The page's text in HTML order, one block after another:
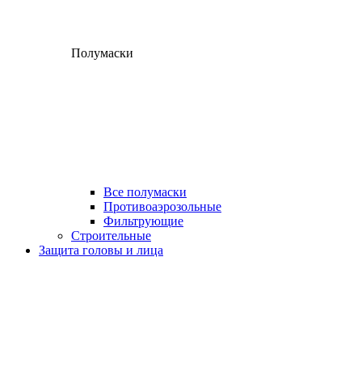
Полумаски
Все полумаски
Противоаэрозольные
Фильтрующие
Строительные
Защита головы и лица